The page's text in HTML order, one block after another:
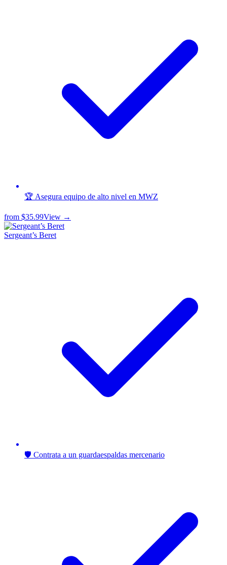
🏆 Asegura equipo de alto nivel en MWZ
from $35.99View →
Sergeant’s Beret
🛡️ Contrata a un guardaespaldas mercenario